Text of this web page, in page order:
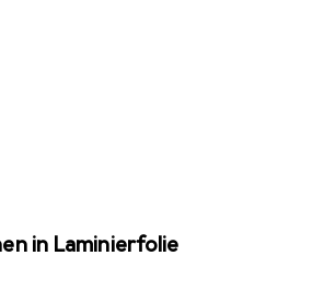
in Laminierfolie